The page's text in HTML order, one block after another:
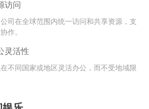
访问
司在全球范围内统一访问和共享资源，支
作。
灵活性
不同国家或地区灵活办公，而不受地域限